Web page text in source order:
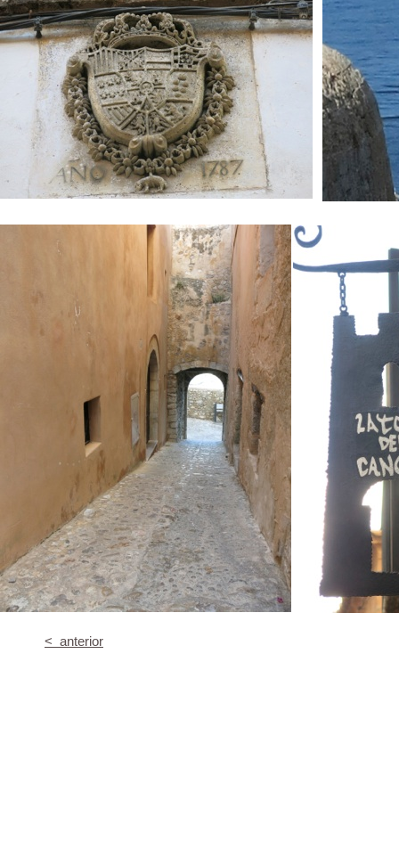
< anterior